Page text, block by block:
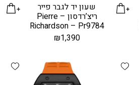
שעון יד לגבר פייר
ריצ’רדסון – Pierre
Richardson – Pr9784
₪1,390
Add wishlist